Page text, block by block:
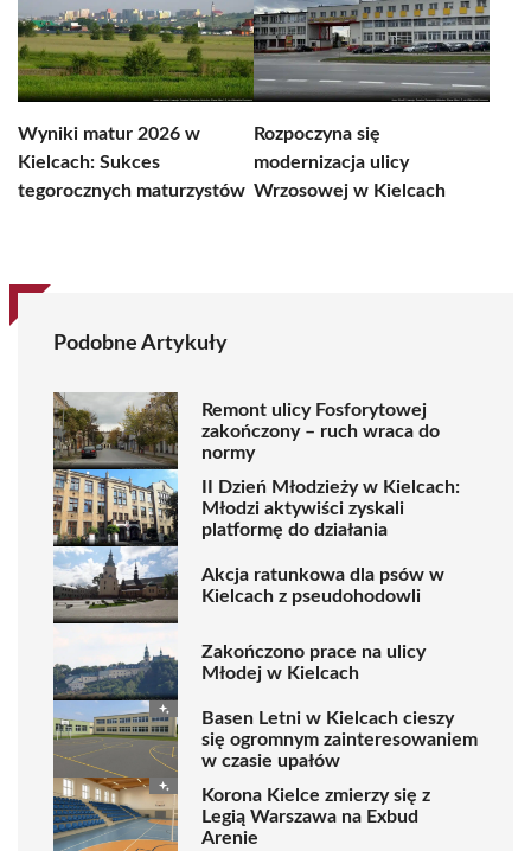
Wyniki matur 2026 w
Kielcach: Sukces
tegorocznych maturzystów
Rozpoczyna się
modernizacja ulicy
Wrzosowej w Kielcach
Podobne Artykuły
Remont ulicy Fosforytowej
zakończony – ruch wraca do
normy
II Dzień Młodzieży w Kielcach:
Młodzi aktywiści zyskali
platformę do działania
Akcja ratunkowa dla psów w
Kielcach z pseudohodowli
Zakończono prace na ulicy
Młodej w Kielcach
Basen Letni w Kielcach cieszy
się ogromnym zainteresowaniem
w czasie upałów
Korona Kielce zmierzy się z
Legią Warszawa na Exbud
Arenie